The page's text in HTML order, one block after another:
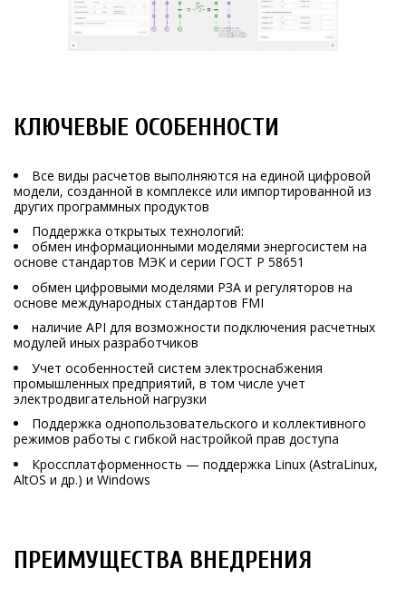
КЛЮЧЕВЫЕ ОСОБЕННОСТИ
Все виды расчетов выполняются на единой цифровой
модели, созданной в комплексе или импортированной из
других программных продуктов
Поддержка открытых технологий:
обмен информационными моделями энергосистем на
основе стандартов МЭК и серии ГОСТ Р 58651
обмен цифровыми моделями РЗА и регуляторов на
основе международных стандартов FMI
наличие API для возможности подключения расчетных
модулей иных разработчиков
Учет особенностей систем электроснабжения
промышленных предприятий, в том числе учет
электродвигательной нагрузки
Поддержка однопользовательского и коллективного
режимов работы с гибкой настройкой прав доступа
Кроссплатформенность — поддержка Linux (AstraLinux,
AltOS и др.) и Windows
ПРЕИМУЩЕСТВА ВНЕДРЕНИЯ